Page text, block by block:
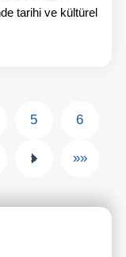
tarihi ve kültürel
5 6
» »»